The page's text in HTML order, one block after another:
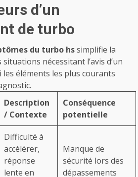
d’un
de turbo
du turbo hssimplifie la
nécessitant l’avis d’un
les éléments les plus courants
Description
/ Contexte
Conséquence
potentielle
Difficulté à
accélérer,
réponse
lente en
Manque de
sécurité lors des
dépassements